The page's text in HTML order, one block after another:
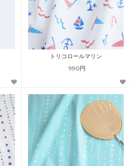
トリコロールマリン
990円